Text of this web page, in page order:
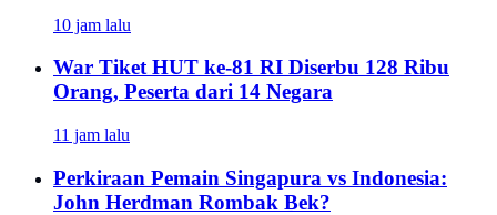
10 jam lalu
War Tiket HUT ke-81 RI Diserbu 128 Ribu
Orang, Peserta dari 14 Negara
11 jam lalu
Perkiraan Pemain Singapura vs Indonesia:
John Herdman Rombak Bek?